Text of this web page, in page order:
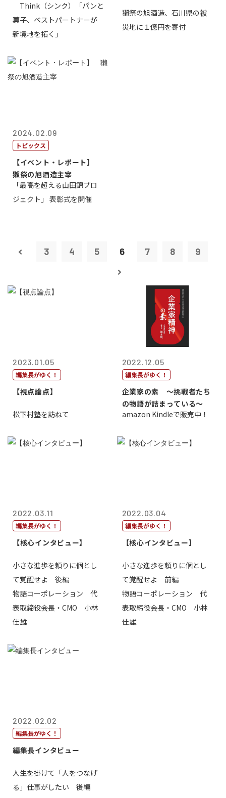
Think（シンク）「パンと
菓子、ベストパートナーが
新境地を拓く」
獺祭の旭酒造、石川県の被
災地に１億円を寄付
2024.02.09
トピックス
【イベント・レポート】
獺祭の旭酒造主宰
「最高を超える山田錦プロ
ジェクト」 表彰式を開催
3 4 5 6 7 8 9
2023.01.05
編集長がゆく！
【視点論点】
松下村塾を訪ねて
2022.12.05
編集長がゆく！
企業家の素 〜挑戦者たち
の物語が詰まっている〜
amazon Kindleで販売中！
2022.03.11
編集長がゆく！
【核心インタビュー】
小さな進歩を頼りに個とし
て覚醒せよ 後編
物語コーポレーション 代
表取締役会長・CMO 小林
佳雄
2022.03.04
編集長がゆく！
【核心インタビュー】
小さな進歩を頼りに個とし
て覚醒せよ 前編
物語コーポレーション 代
表取締役会長・CMO 小林
佳雄
2022.02.02
編集長がゆく！
編集長インタビュー
人生を掛けて「人をつなげ
る」仕事がしたい 後編